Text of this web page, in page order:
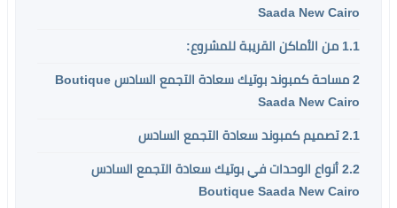
Saada New Cairo
1.1 من الأماكن القريبة للمشروع:
2
مساحة كمبوند بوتيك سعادة التجمع السادس Boutique
Saada New Cairo
2.1 تصميم كمبوند سعادة التجمع السادس
2.2 أنواع الوحدات في بوتيك سعادة التجمع السادس
Boutique Saada New Cairo